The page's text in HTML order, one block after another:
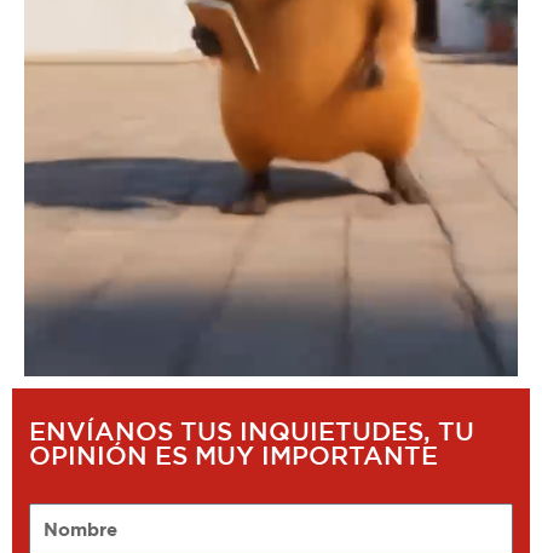
ENVÍANOS TUS INQUIETUDES, TU
OPINIÓN ES MUY IMPORTANTE